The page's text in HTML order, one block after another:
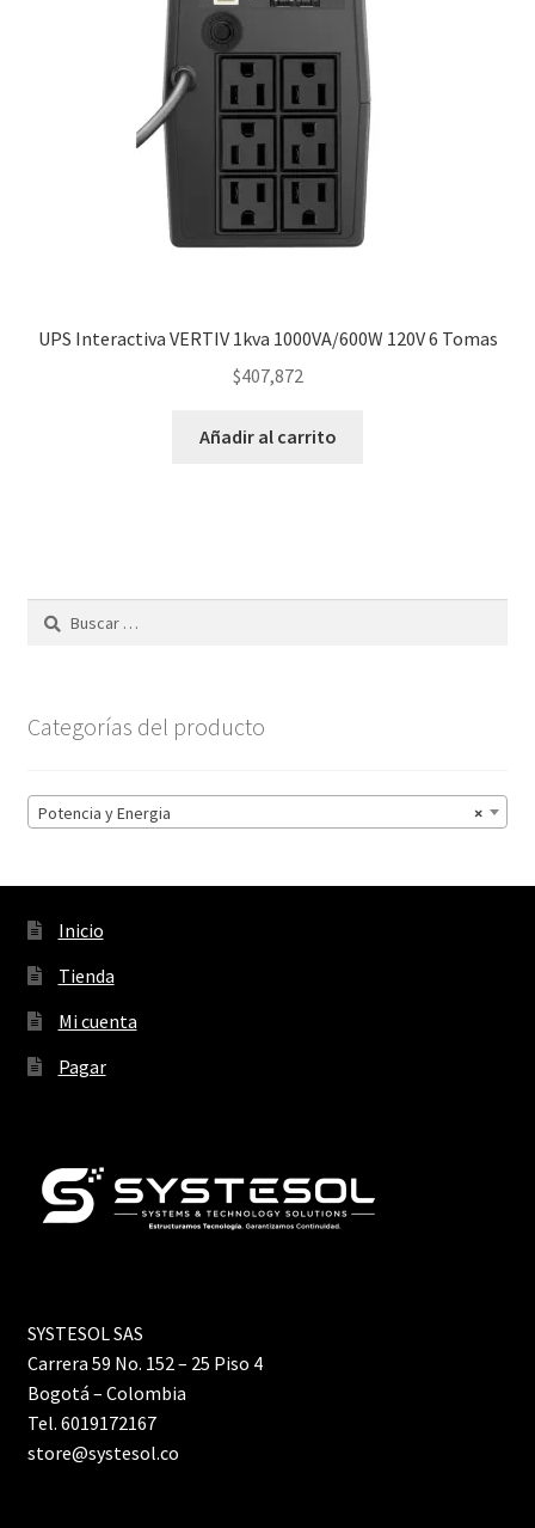
UPS Interactiva VERTIV 1kva 1000VA/600W 120V 6 Tomas
$407,872
Añadir al carrito
Buscar:
Categorías del producto
×
Potencia y Energia
Inicio
Tienda
Mi cuenta
Pagar
SYSTESOL SAS
Carrera 59 No. 152 – 25 Piso 4
Bogotá – Colombia
Tel. 6019172167
store@systesol.co